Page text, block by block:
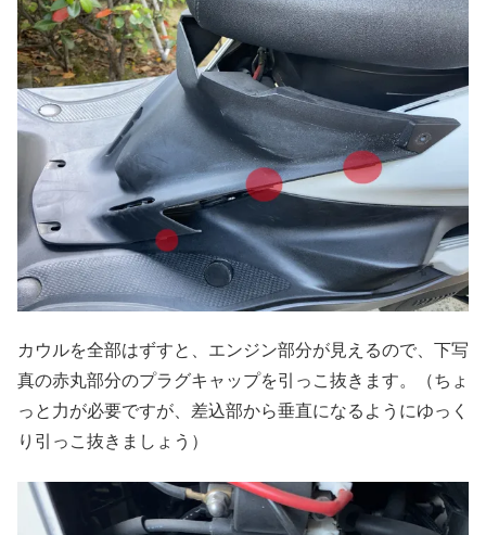
カウルを全部はずすと、エンジン部分が見えるので、下写
真の赤丸部分のプラグキャップを引っこ抜きます。（ちょ
っと力が必要ですが、差込部から垂直になるようにゆっく
り引っこ抜きましょう）